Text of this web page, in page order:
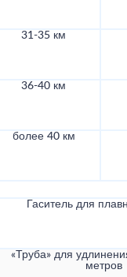
31-35 км
36-40 км
более 40 км
Гаситель для
«Труба» для
метров